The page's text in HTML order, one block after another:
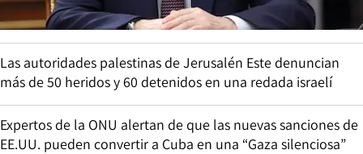
Las autoridades palestinas de Jerusalén Este denuncian
más de 50 heridos y 60 detenidos en una redada israelí
Expertos de la ONU alertan de que las nuevas sanciones de
EE.UU. pueden convertir a Cuba en una “Gaza silenciosa”